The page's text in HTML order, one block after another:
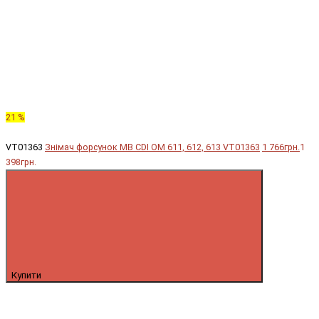
21 %
VT01363 Знімач форсунок MB CDI OM 611, 612, 613 VT01363 1 766грн.1
398грн.
Купити